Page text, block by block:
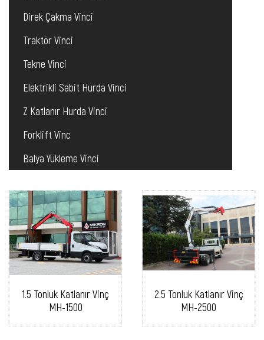
Direk Çakma Vinci
Traktör Vinci
Tekne Vinci
Elektrikli Sabit Hurda Vinci
Z Katlanır Hurda Vinci
Forklift Vinc
Balya Yükleme Vinci
1.5 Tonluk Katlanır Vinç
MH-1500
2.5 Tonluk Katlanır Vinç
MH-2500